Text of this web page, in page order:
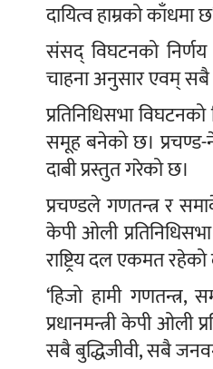
दायित्व हाम्रको काँधमा
संसद् विघटनको
चाहना अनुसार एवम् सबै
प्रतिनिधिसभा
समूह बनेको छ।
दाबी प्रस्तुत गरेको छ।
प्रचण्डले गणतन्त्र र
केपी ओली
राष्ट्रिय दल एकमत
‘हिजो हामी
प्रधानमन्त्री केपी ओली
सबै बुद्धिजीवी, सबै